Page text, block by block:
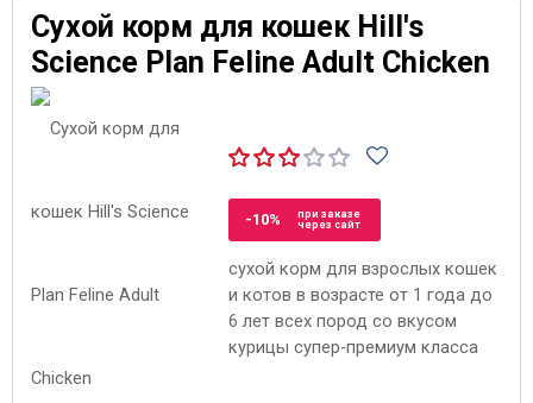
Сухой корм для кошек Hill's
Science Plan Feline Adult Chicken
-10%
при заказе
через сайт
сухой корм для взрослых кошек
и котов в возрасте от 1 года до
6 лет всех пород со вкусом
курицы супер-премиум класса